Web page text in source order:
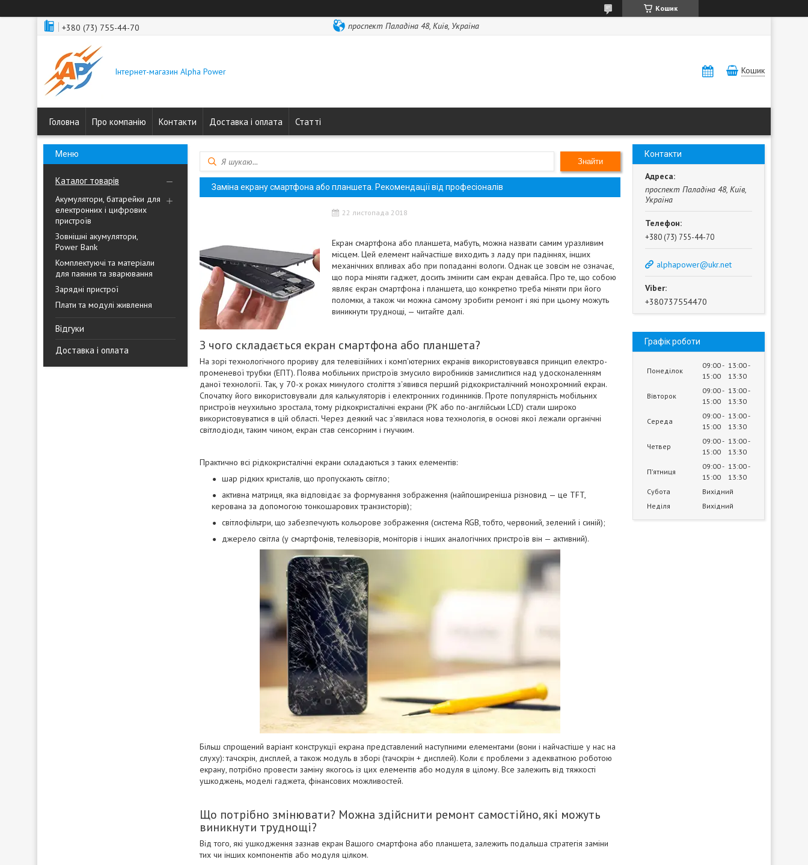
Кошик
+380 (73) 755-44-70 проспект Паладіна 48, Київ, Україна
Інтернет-магазин Alpha Power Кошик
Головна Про компанію Контакти Доставка і оплата Статті
Каталог товарів
Акумулятори, батарейки для
електронних і цифрових
пристроїв
Зовнішні акумулятори,
Power Bank
Комплектуючі та матеріали
для паяння та зварювання
Зарядні пристрої
Плати та модулі живлення
Відгуки
Доставка і оплата
Знайти
Заміна екрану смартфона або планшета. Рекомендації від професіоналів
22 листопада 2018
Екран смартфона або планшета, мабуть, можна назвати самим уразливим
місцем. Цей елемент найчастіше виходить з ладу при падіннях, інших
механічних впливах або при попаданні вологи. Однак це зовсім не означає,
що пора міняти гаджет, досить змінити сам екран девайса. Про те, що собою
являє екран смартфона і планшета, що конкретно треба міняти при його
поломки, а також чи можна самому зробити ремонт і які при цьому можуть
виникнути труднощі, — читайте далі.
З чого складається екран смартфона або планшета?
На зорі технологічного прориву для телевізійних і комп'ютерних екранів використовувався принцип електро-
променевої трубки (ЕПТ). Поява мобільних пристроїв змусило виробників замислитися над удосконаленням
даної технології. Так, у 70-х роках минулого століття з'явився перший рідкокристалічний монохромний екран.
Спочатку його використовували для калькуляторів і електронних годинників. Проте популярність мобільних
пристроїв неухильно зростала, тому рідкокристалічні екрани (РК або по-англійськи LCD) стали широко
використовуватися в цій області. Через деякий час з'явилася нова технологія, в основі якої лежали органічні
світлодіоди, таким чином, екран став сенсорним і гнучким.
Практично всі рідкокристалічні екрани складаються з таких елементів:
шар рідких кристалів, що пропускають світло;
активна матриця, яка відповідає за формування зображення (найпоширеніша різновид — це TFT,
керована за допомогою тонкошарових транзисторів);
світлофільтри, що забезпечують кольорове зображення (система RGB, тобто, червоний, зелений і синій);
джерело світла (у смартфонів, телевізорів, моніторів і інших аналогічних пристроїв він — активний).
Більш спрощений варіант конструкції екрана представлений наступними елементами (вони і найчастіше у нас на
слуху): тачскрін, дисплей, а також модуль в зборі (тачскрін + дисплей). Коли є проблеми з адекватною роботою
екрану, потрібно провести заміну якогось із цих елементів або модуля в цілому. Все залежить від тяжкості
ушкоджень, моделі гаджета, фінансових можливостей.
Що потрібно змінювати? Можна здійснити ремонт самостійно, які можуть
виникнути труднощі?
Від того, які ушкодження зазнав екран Вашого смартфона або планшета, залежить подальша стратегія заміни
тих чи інших компонентів або модуля цілком.
Контакти
проспект Паладіна 48, Київ,
Україна
+380 (73) 755-44-70
alphapower@ukr.net
+380737554470
Графік роботи
Понеділок
09:00
15:00
13:00
13:30
Вівторок
09:00
15:00
13:00
13:30
Середа
09:00
15:00
13:00
13:30
Четвер
09:00
15:00
13:00
13:30
Пʼятниця
09:00
15:00
13:00
13:30
Субота
Вихідний
Неділя
Вихідний